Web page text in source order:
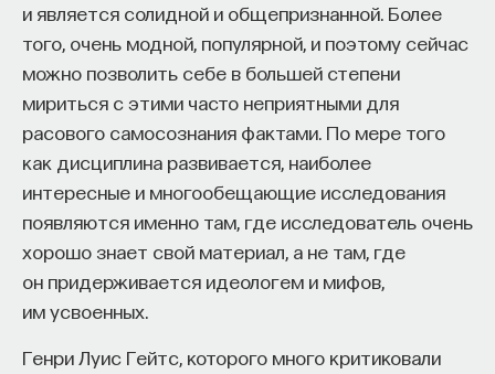
и является солидной и общепризнанной. Более
того, очень модной, популярной, и поэтому сейчас
можно позволить себе в большей степени
мириться с этими часто неприятными для
расового самосознания фактами. По мере того
как дисциплина развивается, наиболее
интересные и многообещающие исследования
появляются именно там, где исследователь очень
хорошо знает свой материал, а не там, где
он придерживается идеологем и мифов,
им усвоенных.
Генри Луис Гейтс, которого много критиковали